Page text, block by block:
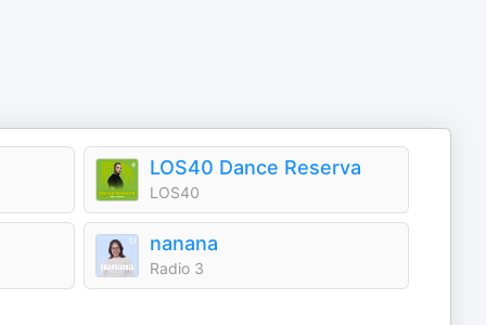
LOS40 Dance Reserva
LOS40
nanana
Radio 3